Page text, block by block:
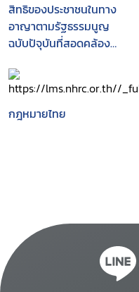
สิทธิของประชาชนในทาง
อาญาตามรัฐธรรมนูญ
ฉบับปัจุบันที่สอดคล้อง
กฎหมายไทย